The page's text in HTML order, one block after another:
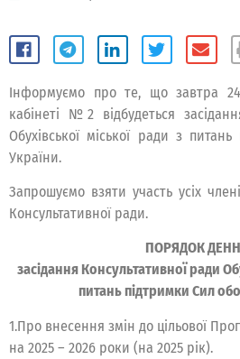
Інформуємо про те, що завтра
кабінеті №2 відбудеться
Обухівської міської ради з
України.
Запрошуємо взяти участь усіх
Консультативної ради.
ПОРЯДОК
засідання Консультативної ради
питань підтримки Сил
1.Про внесення змін до цільової
на 2025 – 2026 роки (на 2025 рік).